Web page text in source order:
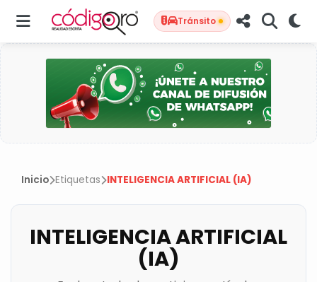
Tránsito
Inicio Etiquetas INTELIGENCIA ARTIFICIAL (IA)
INTELIGENCIA ARTIFICIAL
(IA)